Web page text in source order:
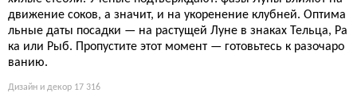
движение соков, а значит, и на укоренение клубней. Оптима
льные даты посадки — на растущей Луне в знаках Тельца, Ра
ка или Рыб. Пропустите этот момент — готовьтесь к разочаро
ванию.
Дизайн и декор 17 316